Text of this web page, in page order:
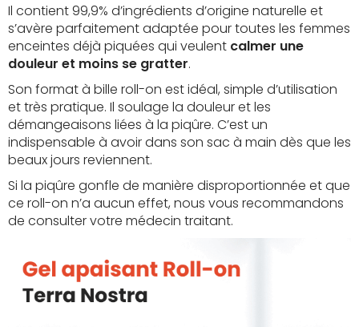
Il contient 99,9% d’ingrédients d’origine naturelle et
s’avère parfaitement adaptée pour toutes les femmes
enceintes déjà piquées qui veulent calmer une
douleur et moins se gratter.
Son format à bille roll-on est idéal, simple d’utilisation
et très pratique. Il soulage la douleur et les
démangeaisons liées à la piqûre. C’est un
indispensable à avoir dans son sac à main dès que les
beaux jours reviennent.
Si la piqûre gonfle de manière disproportionnée et que
ce roll-on n’a aucun effet, nous vous recommandons
de consulter votre médecin traitant.